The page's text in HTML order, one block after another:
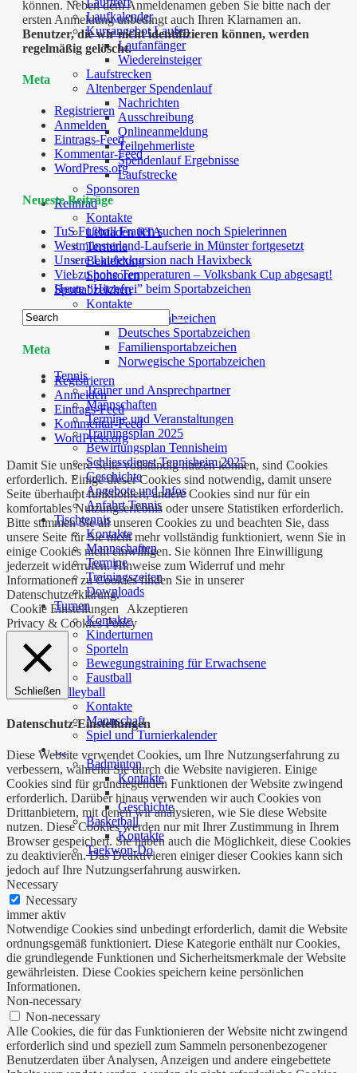
Laufkalender
Kursangebot Laufen
Laufanfänger
Wiedereinsteiger
Laufstrecken
Altenberger Spendenlauf
Nachrichten
Ausschreibung
Onlineanmeldung
Teilnehmerliste
Spendenlauf Ergebnisse
Laufstrecke
Sponsoren
Rennrad
Kontakte
Leitfaden RTA
Termine
Bekleidung
Sponsoren
Sportabzeichen
Kontakte
Angebote Sportabzeichen
Deutsches Sportabzeichen
Familiensportabzeichen
Norwegische Sportabzeichen
Tennis
Trainer und Ansprechpartner
Mannschaften
Termine und Veranstaltungen
Trainingsplan 2025
Bewirtungsplan Tennisheim
Schliessdienst Tennisheim 2025
Geschichte
Angebote und Infos
Anfahrt Tennis
Tischtennis
Kontakte
Mannschaften
Termine
Trainingszeiten
Downloads
Turnen
Kontakte
Kinderturnen
Sporteln
Bewegungstraining für Erwachsene
Faustball
Volleyball
Kontakte
Mannschaft
Spiel und Turnierkalender
…
Badminton
Kontakte
Geschichte
Basketball
Kontakte
Taekwon-Do
können. Neben dem Anmeldenamen geben Sie bitte nach der
ersten Anmeldung unbedingt auch Ihren Klarnamen an.
Benutzer, die wir nicht identifizieren können, werden
regelmäßig gelöscht.
Meta
Registrieren
Anmelden
Eintrags-Feed
Kommentar-Feed
WordPress.org
Neueste Beiträge
TuS Fußball Frauen suchen noch Spielerinnen
Westmünsterland-Laufserie in Münster fortgesetzt
Unsere Laufexkursion nach Havixbeck
Viel zu hohe Temperaturen – Volksbank Cup abgesagt!
Heute “Hitzefrei” beim Sportabzeichen
Meta
Registrieren
Anmelden
Eintrags-Feed
Kommentar-Feed
WordPress.org
Damit Sie unsere Seite vollständig nutzen können, sind Cookies
erforderlich. Einige dieser Cookies sind notwendig, damit unsere
Seite überhaupt funktioniert, andere Cookies sind nur für ein
komfortables Nutzungserlebnis oder unsere Statistiken erforderlich.
Bitte stimmen Sie all unseren Cookies zu und beachten Sie, dass
unsere Seite für Sie nicht mehr vollständig funktioniert, wenn Sie in
einige Cookies nicht einwilligen. Sie können Ihre Einwilligung
jederzeit widerrufen. Hinweise zum Widerruf und mehr
Informationen zu Cookies finden Sie in unserer
Datenschutzerklärung.
Cookie Einstellungen
Akzeptieren
Privacy & Cookies Policy
Schließen
Datenschutz-Einstellungen
Diese Website verwendet Cookies, um Ihre Nutzungserfahrung zu
verbessern, während Sie durch die Website navigieren. Einige
Cookies sind für grundlegenden Funktionen der Website zwingend
erforderlich. Darüber hinaus verwenden wir auch Cookies von
Drittanbietern, mit denen wir analysieren, wie Sie diese Website
nutzen. Diese Cookies werden nur mit Ihrer Zustimmung in Ihrem
Browser gespeichert. Sie haben auch die Möglichkeit, diese Cookies
zu deaktivieren. Das Deaktivieren einiger dieser Cookies kann sich
jedoch auf Ihre Nutzungserfahrung auswirken.
Necessary
Necessary
immer aktiv
Notwendige Cookies sind unbedingt erforderlich, damit die Website
ordnungsgemäß funktioniert. Diese Kategorie enthält nur Cookies,
die grundlegende Funktionen und Sicherheitsmerkmale der Website
gewährleisten. Diese Cookies speichern keine persönlichen
Informationen.
Non-necessary
Non-necessary
Alle Cookies, die für das Funktionieren der Website nicht zwingend
erforderlich sind und speziell zum Sammeln personenbezogener
Benutzerdaten über Analysen, Anzeigen und andere eingebettete